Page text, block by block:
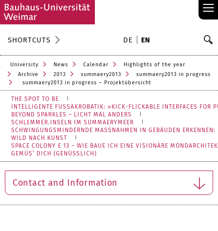
≡
SHORTCUTS DE EN
University News Calendar
Highlights of the year
Archive
2013 summaery2013
summaery2013 in progress
summaery2013 in progress – Projektübersicht
THE SPOT TO BE
INTELLIGENTE FUSSAKROBATIK: »KICK-FLICKABLE INTERFACES FOR
BEYOND SPARKLES – LICHT MAL ANDERS
SCHLEMMER.INSELN IM SUMMAERYMEER
SCHWINGUNGSMINDERNDE MASSNAHMEN IN GEBÄUDEN ERKENNEN:
WILD NACH KUNST
SPACE COLONY E 13 – WIE BAUE ICH EINE VISIONÄRE
GEMÜS‘ DICH (GENÜSSLICH)
Contact and Information